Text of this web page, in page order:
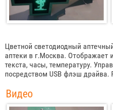
Цветной светодиодный
аптеки в г.Москва.
текста, часы, температуру.
посредством USB флэш
Видео